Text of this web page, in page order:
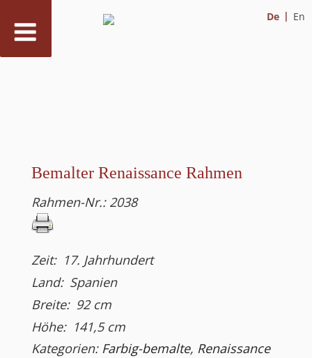
De En
Bemalter Renaissance Rahmen
Rahmen-Nr.: 2038
Zeit: 17. Jahrhundert
Land: Spanien
Breite: 92cm
Höhe: 141,5cm
Kategorien: Farbig-bemalte, Renaissance